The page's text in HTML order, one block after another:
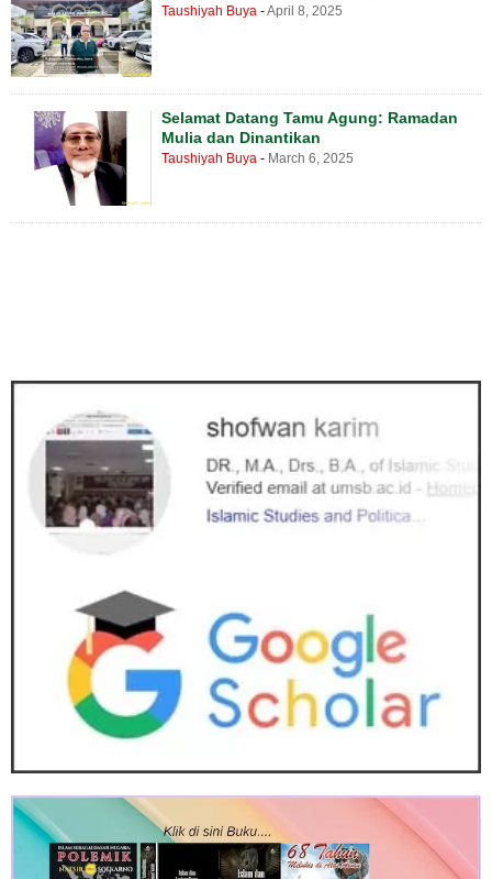
Taushiyah Buya -April 8, 2025
Selamat Datang Tamu Agung: Ramadan
Mulia dan Dinantikan
Taushiyah Buya- March 6, 2025